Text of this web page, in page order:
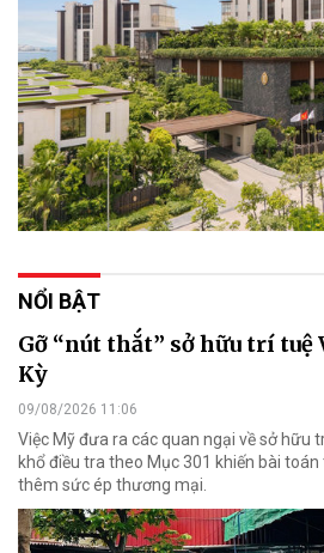
NỔI BẬT
Gỡ “nút thắt” sở hữu trí tuệ
Kỳ
09/08/2026 11:06
Việc Mỹ đưa ra các quan ngại về sở hữu
khổ điều tra theo Mục 301 khiến bài
thêm sức ép thương mại.